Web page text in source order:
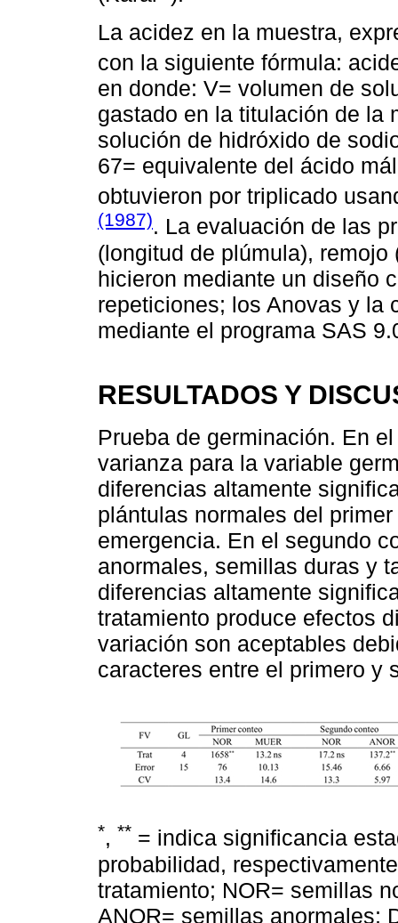
La acidez en la muestra,
con la siguiente fórmula:
en donde: V= volumen de
gastado en la titulación de la
solución de hidróxido de
67= equivalente del ácido
obtuvieron por triplicado
(1987). La evaluación de las
(longitud de plúmula),
hicieron mediante un diseño
repeticiones; los Anovas y la
mediante el programa SAS
RESULTADOS Y
Prueba de germinación. En
varianza para la variable
diferencias altamente
plántulas normales del
emergencia. En el segundo
anormales, semillas duras y
diferencias altamente
tratamiento produce efectos
variación son aceptables
caracteres entre el primero y
*, ** = indica significancia
probabilidad,
tratamiento; NOR= semillas
ANOR= semillas anormales;